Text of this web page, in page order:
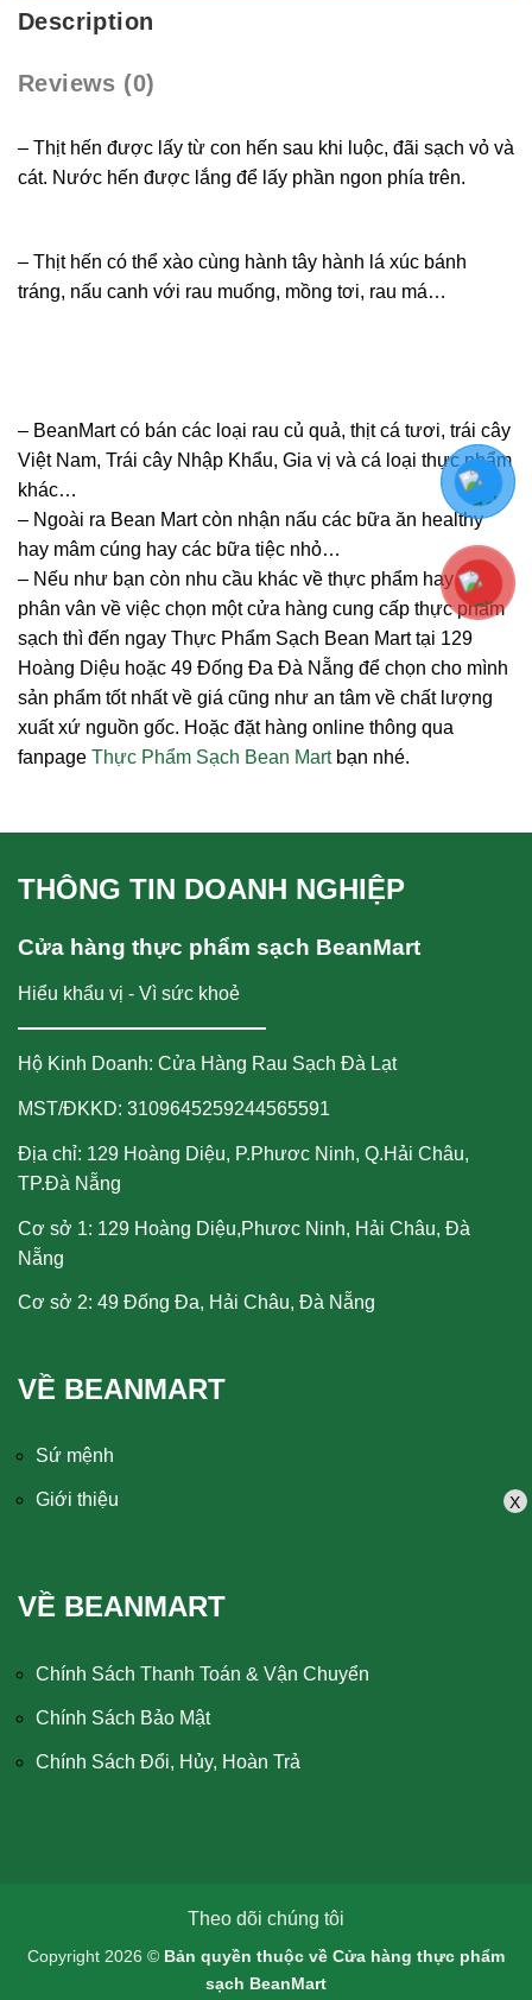
Description
Reviews (0)
– Thịt hến được lấy từ con hến sau khi luộc, đãi sạch vỏ và
cát. Nước hến được lắng để lấy phần ngon phía trên.
– Thịt hến có thể xào cùng hành tây hành lá xúc bánh
tráng, nấu canh với rau muống, mồng tơi, rau má…
– BeanMart có bán các loại rau củ quả, thịt cá tươi, trái cây
Việt Nam, Trái cây Nhập Khẩu, Gia vị và cá loại thực phẩm
khác…
– Ngoài ra Bean Mart còn nhận nấu các bữa ăn healthy
hay mâm cúng hay các bữa tiệc nhỏ…
– Nếu như bạn còn nhu cầu khác về thực phẩm hay còn
phân vân về việc chọn một cửa hàng cung cấp thực phẩm
sạch thì đến ngay Thực Phẩm Sạch Bean Mart tại 129
Hoàng Diệu hoặc 49 Đống Đa Đà Nẵng để chọn cho mình
sản phẩm tốt nhất về giá cũng như an tâm về chất lượng
xuất xứ nguồn gốc. Hoặc đặt hàng online thông qua
fanpage Thực Phẩm Sạch Bean Martbạn nhé.
X
THÔNG TIN DOANH NGHIỆP
Cửa hàng thực phẩm sạch BeanMart
Hiểu khẩu vị - Vì sức khoẻ
Hộ Kinh Doanh: Cửa Hàng Rau Sạch Đà Lạt
MST/ĐKKD: 3109645259244565591
Địa chỉ: 129 Hoàng Diệu, P.Phươc Ninh, Q.Hải Châu,
TP.Đà Nẵng
Cơ sở 1: 129 Hoàng Diệu,Phươc Ninh, Hải Châu, Đà
Nẵng
Cơ sở 2: 49 Đống Đa, Hải Châu, Đà Nẵng
VỀ BEANMART
Sứ mệnh
Giới thiệu
VỀ BEANMART
Chính Sách Thanh Toán & Vận Chuyển
Chính Sách Bảo Mật
Chính Sách Đổi, Hủy, Hoàn Trả
Theo dõi chúng tôi
Copyright 2026 © Bản quyền thuộc về Cửa hàng thực phẩm
sạch BeanMart